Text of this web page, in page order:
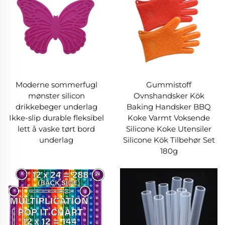
Moderne sommerfugl
mønster silicon
drikkebeger underlag
Ikke-slip durable fleksibel
lett å vaske tørt bord
underlag
Gummistoff
Ovnshandsker Kök
Baking Handsker BBQ
Koke Varmt Voksende
Silicone Koke Utensiler
Silicone Kök Tilbehør Set
180g